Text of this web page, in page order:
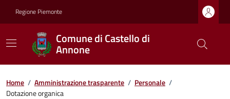
Regione Piemonte
Comune di Castello di
Annone
Home / Amministrazione trasparente / Personale /
Dotazione organica